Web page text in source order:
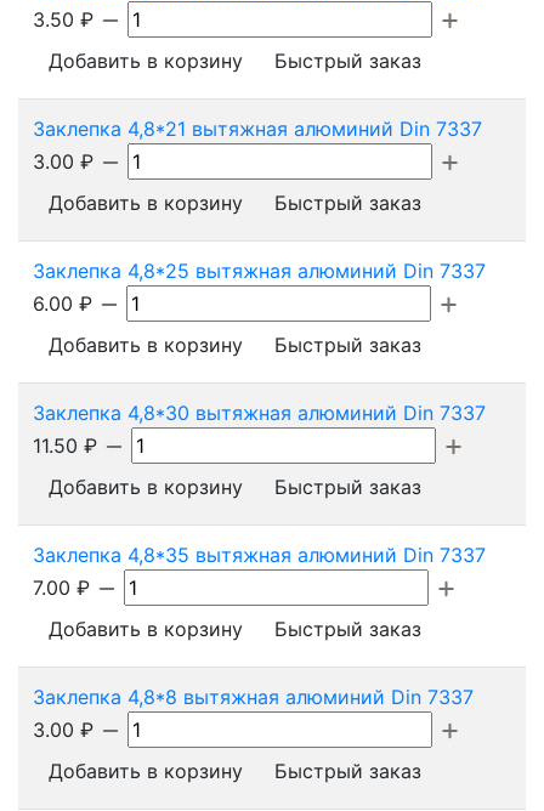
3.50 ₽
Добавить в корзину
Быстрый заказ
Заклепка 4,8*21 вытяжная алюминий Din 7337
3.00 ₽
Добавить в корзину
Быстрый заказ
Заклепка 4,8*25 вытяжная алюминий Din 7337
6.00 ₽
Добавить в корзину
Быстрый заказ
Заклепка 4,8*30 вытяжная алюминий Din 7337
11.50 ₽
Добавить в корзину
Быстрый заказ
Заклепка 4,8*35 вытяжная алюминий Din 7337
7.00 ₽
Добавить в корзину
Быстрый заказ
Заклепка 4,8*8 вытяжная алюминий Din 7337
3.00 ₽
Добавить в корзину
Быстрый заказ